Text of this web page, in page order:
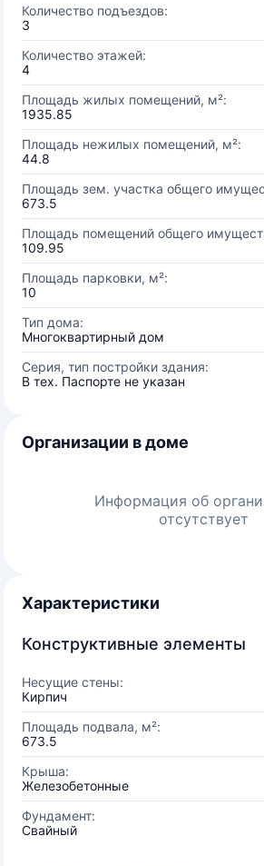
Количество подъездов:
3
Количество этажей:
4
Площадь жилых помещений, м²:
1935.85
Площадь нежилых помещений, м²:
44.8
Площадь зем. участка общего
673.5
Площадь помещений общего
109.95
Площадь парковки, м²:
10
Тип дома:
Многоквартирный дом
Серия, тип постройки здания:
В тех. Паспорте не указан
Организации в доме
Информация об
отсутствует
Характеристики
Конструктивные элементы
Несущие стены:
Кирпич
Площадь подвала, м²:
673.5
Крыша:
Железобетонные
Фундамент:
Свайный